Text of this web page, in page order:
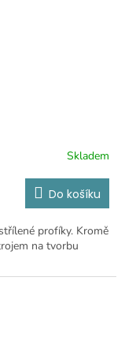
Skladem
Do košíku
profíky. Kromě
na tvorbu